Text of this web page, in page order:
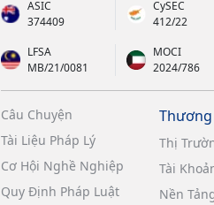
ASIC
374409
CySEC
412/22
LFSA
MB/21/0081
MOCI
2024/786
Câu Chuyện
Tài Liệu Pháp Lý
Cơ Hội Nghề Nghiệp
Quy Định Pháp Luật
Thị
Tài
Nền